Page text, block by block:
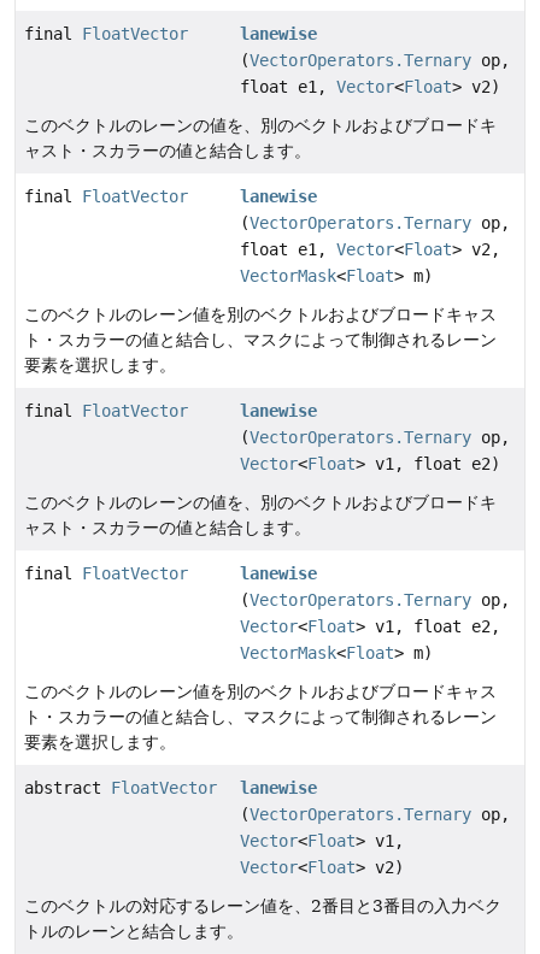
final FloatVector
lanewise
(VectorOperators.Ternary op,
float e1,Vector<Float> v2)
このベクトルのレーンの値を、別のベクトルおよびブロードキ
ャスト・スカラーの値と結合します。
final FloatVector
lanewise
(VectorOperators.Ternary op,
float e1,Vector<Float> v2,
VectorMask<Float> m)
このベクトルのレーン値を別のベクトルおよびブロードキャス
ト・スカラーの値と結合し、マスクによって制御されるレーン
要素を選択します。
final FloatVector
lanewise
(VectorOperators.Ternary op,
Vector<Float> v1, float e2)
このベクトルのレーンの値を、別のベクトルおよびブロードキ
ャスト・スカラーの値と結合します。
final FloatVector
lanewise
(VectorOperators.Ternary op,
Vector<Float> v1, float e2,
VectorMask<Float> m)
このベクトルのレーン値を別のベクトルおよびブロードキャス
ト・スカラーの値と結合し、マスクによって制御されるレーン
要素を選択します。
abstract FloatVector
lanewise
(VectorOperators.Ternary op,
Vector<Float> v1,
Vector<Float> v2)
このベクトルの対応するレーン値を、2番目と3番目の入力ベク
トルのレーンと結合します。